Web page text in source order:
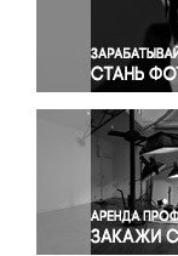
Религия
Спорт